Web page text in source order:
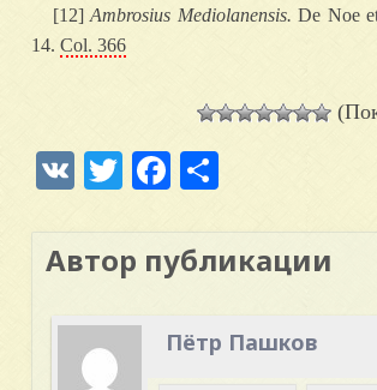
[12]Ambrosius Mediolanensis.De Noe
14. Col. 366
VK TwitterFacebook
Автор публикации
Пётр Пашков